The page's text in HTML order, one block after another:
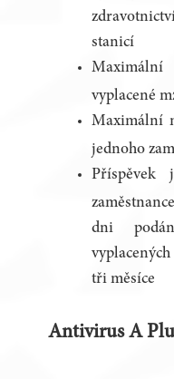
stanicí
vyplacené
Maximální
jednoho
dni
tři měsíce
Antivirus A